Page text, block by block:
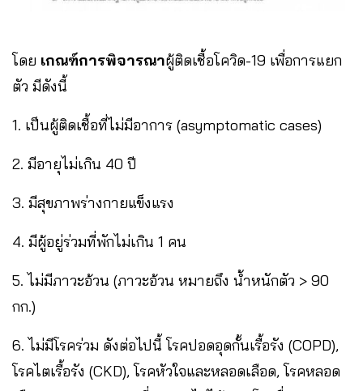
โดย เกณฑ์การพิจารณาผู้ติดเชื้อโควิด-19 เพื่อการแยก
ตัว มีดังนี้
1. เป็นผู้ติดเชื้อที่ไม่มีอาการ (asymptomatic cases)
2. มีอายุไม่เกิน 40 ปี
3. มีสุขภาพร่างกายแข็งแรง
4. มีผู้อยู่ร่วมที่พักไม่เกิน 1 คน
5. ไม่มีภาวะอ้วน (ภาวะอ้วน หมายถึง น้ำหนักตัว > 90
กก.)
6. ไม่มีโรคร่วม ดังต่อไปนี้ โรคปอดอุดกั้นเรื้อรัง (COPD),
โรคไตเรื้อรัง (CKD), โรคหัวใจและหลอดเลือด, โรคหลอด